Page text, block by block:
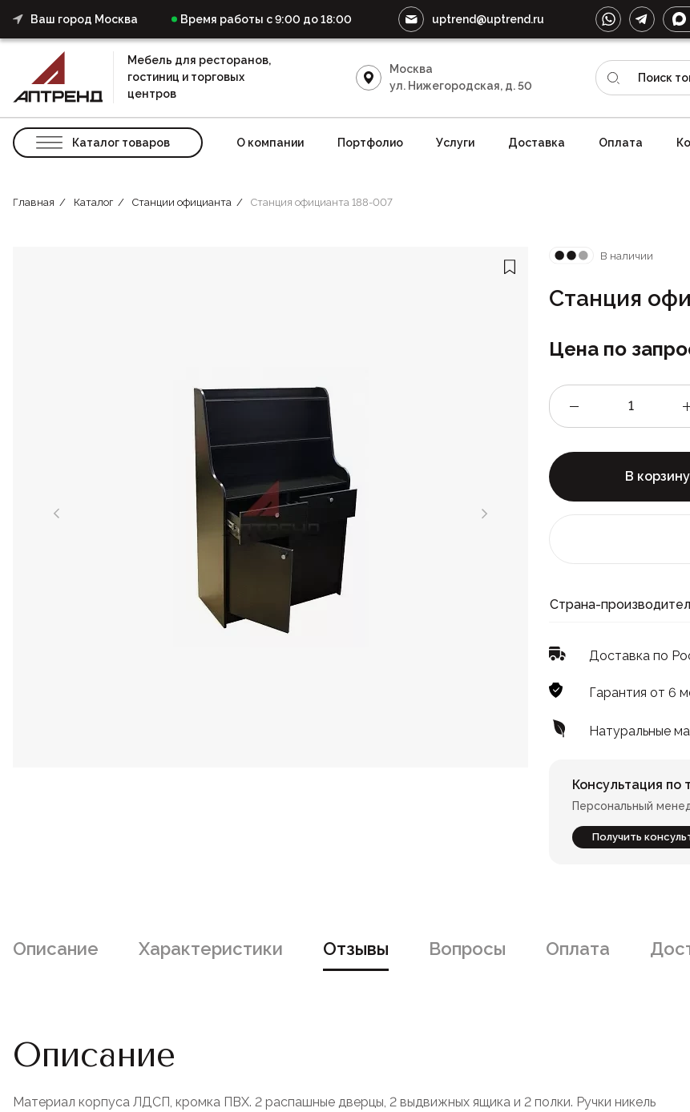
Ваш город Москва Время работы с 9:00 до 18:00 uptrend@uptrend.ru
Мебель для ресторанов,
гостиниц и торговых
центров
Москва
ул. Нижегородская, д. 50
Каталог товаров О компании Портфолио Услуги Доставка Оплата
Главная Каталог Станции официанта Станция официанта 188-007
В наличии
Станция
Цена по
В корзину
Страна-
Доставка по
Гарантия от 6
Натуральные
Консультация по
Персональный
Получить
Описание Характеристики Отзывы Вопросы Оплата
Описание
Материал корпуса ЛДСП, кромка ПВХ. 2 распашные дверцы, 2 выдвижных ящика и 2 полки. Ручки никель